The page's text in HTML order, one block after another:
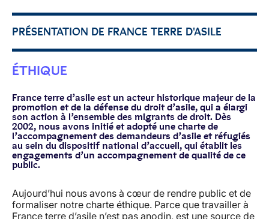
PRÉSENTATION DE FRANCE TERRE D'ASILE
ÉTHIQUE
France terre d’asile est un acteur historique majeur de la
promotion et de la défense du droit d’asile, qui a élargi
son action à l’ensemble des migrants de droit. Dès
2002, nous avons initié et adopté une charte de
l’accompagnement des demandeurs d’asile et réfugiés
au sein du dispositif national d’accueil, qui établit les
engagements d’un accompagnement de qualité de ce
public.
Aujourd’hui nous avons à cœur de rendre public et de
formaliser notre charte éthique. Parce que travailler à
France terre d’asile n’est pas anodin, est une source de